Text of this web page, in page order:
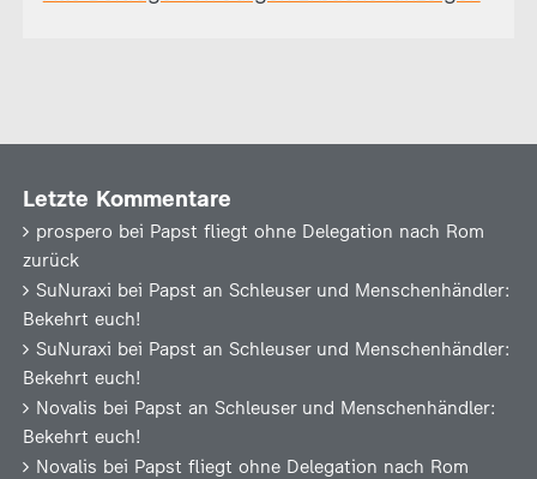
Letzte Kommentare
prospero bei Papst fliegt ohne Delegation nach Rom
zurück
SuNuraxi bei Papst an Schleuser und Menschenhändler:
Bekehrt euch!
SuNuraxi bei Papst an Schleuser und Menschenhändler:
Bekehrt euch!
Novalis bei Papst an Schleuser und Menschenhändler:
Bekehrt euch!
Novalis bei Papst fliegt ohne Delegation nach Rom